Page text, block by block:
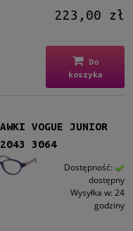
223,00 zł
Do
koszyka
VOGUE JUNIOR
3064
Dostępność:
dostępny
Wysyłka w: 24
godziny